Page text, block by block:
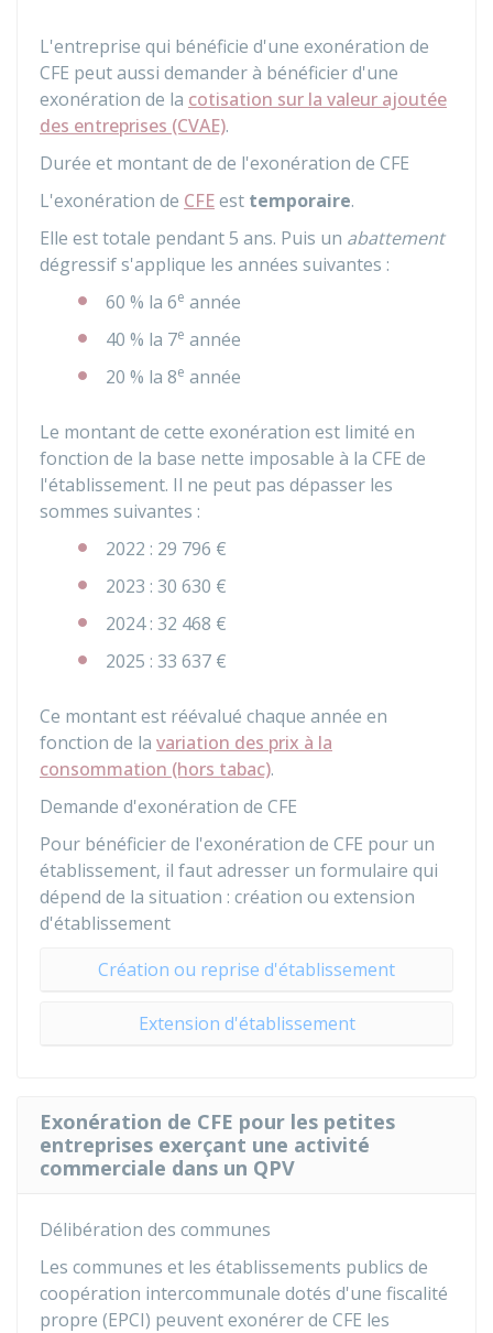
L'entreprise qui bénéficie d'une exonération de
CFE peut aussi demander à bénéficier d'une
exonération de la cotisation sur la valeur ajoutée
des entreprises (CVAE).
Durée et montant de de l'exonération de CFE
L'exonération de CFEest temporaire.
Elle est totale pendant 5 ans. Puis un abattement
dégressif s'applique les années suivantes :
60 % la 6e année
40 % la 7e année
20 % la 8e année
Le montant de cette exonération est limité en
fonction de la base nette imposable à la CFE de
l'établissement. Il ne peut pas dépasser les
sommes suivantes :
2022 : 29 796 €
2023 : 30 630 €
2024 : 32 468 €
2025 : 33 637 €
Ce montant est réévalué chaque année en
fonction de la variation des prix à la
consommation (hors tabac).
Demande d'exonération de CFE
Pour bénéficier de l'exonération de CFE pour un
établissement, il faut adresser un formulaire qui
dépend de la situation : création ou extension
d'établissement
Création ou reprise d'établissement
Extension d'établissement
Exonération de CFE pour les petites
entreprises exerçant une activité
commerciale dans un QPV
Délibération des communes
Les communes et les établissements publics de
coopération intercommunale dotés d'une fiscalité
propre (EPCI) peuvent exonérer de CFE les